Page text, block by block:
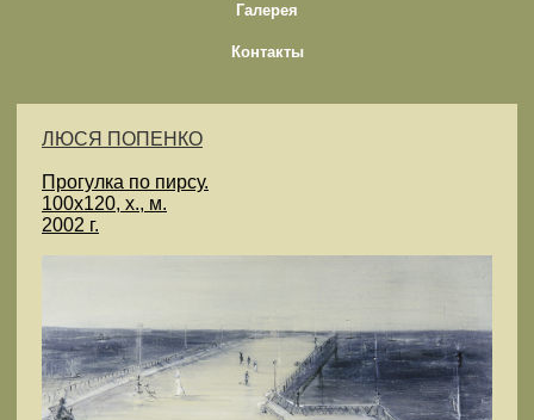
Галерея
Контакты
ЛЮСЯ ПОПЕНКО
Прогулка по пирсу.
100х120, х., м.
2002 г.